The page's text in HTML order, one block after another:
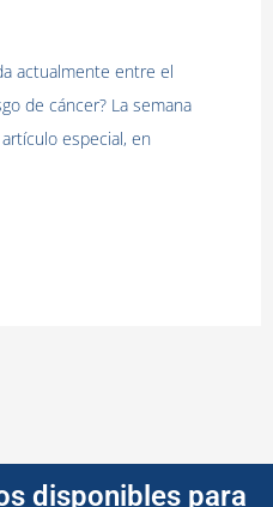
actualmente entre el
de cáncer? La semana
especial, en
disponibles para